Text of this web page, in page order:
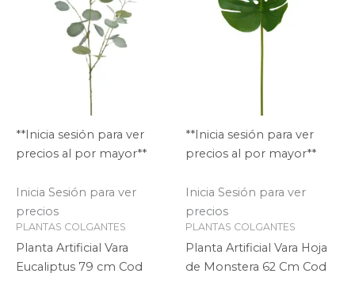
**Inicia sesión para ver
precios al por mayor**
Inicia Sesión para ver
precios
PLANTAS COLGANTES
Planta Artificial Vara
Eucaliptus 79 cm Cod
**Inicia sesión para ver
precios al por mayor**
Inicia Sesión para ver
precios
PLANTAS COLGANTES
Planta Artificial Vara Hoja
de Monstera 62 Cm Cod